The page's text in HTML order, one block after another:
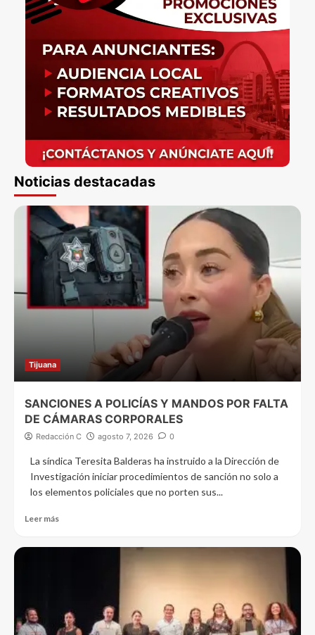
Noticias destacadas
Tijuana
SANCIONES A POLICÍAS Y MANDOS POR FALTA
DE CÁMARAS CORPORALES
Redacción C agosto 7, 2026 0
La síndica Teresita Balderas ha instruido a la Dirección de
Investigación iniciar procedimientos de sanción no solo a
los elementos policiales que no porten sus...
Leer más